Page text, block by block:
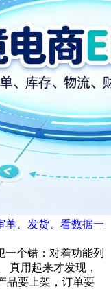
单、发货、看数据一
一个错：对着功能列
真用起来才发现，
品要上架，订单要